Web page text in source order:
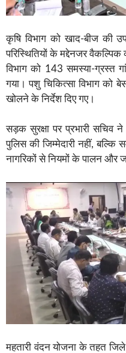
कृषि विभाग को खाद-बीज की
परिस्थितियों के मद्देनजर वैकल्पिक
विभाग को 143 समस्या-ग्रस्त
गया। पशु चिकित्सा विभाग को
खोलने के निर्देश दिए गए।
सड़क सुरक्षा पर प्रभारी सचिव
पुलिस की जिम्मेदारी नहीं, बल्कि
नागरिकों से नियमों के पालन और
महतारी वंदन योजना के तहत